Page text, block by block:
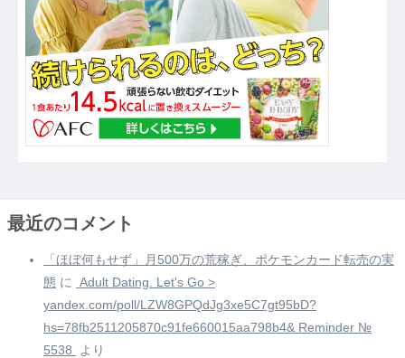
最近のコメント
「ほぼ何もせず」月500万の荒稼ぎ、ポケモンカード転売の実
態 に
️ Adult Dating. Let's Go >
yandex.com/poll/LZW8GPQdJg3xe5C7gt95bD?
hs=78fb2511205870c91fe660015aa798b4& Reminder №
5538 ️
より